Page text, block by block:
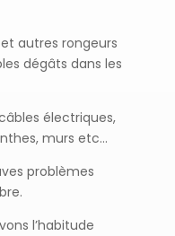
autres rongeurs
dégâts dans les
électriques,
murs etc…
problèmes
l’habitude